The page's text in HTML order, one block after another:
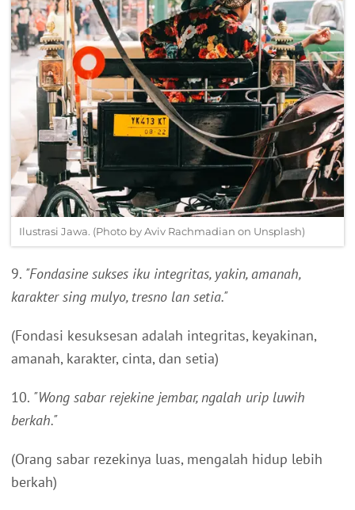
Ilustrasi Jawa. (Photo by Aviv Rachmadian on Unsplash)
9. "Fondasine sukses iku integritas, yakin, amanah,
karakter sing mulyo, tresno lan setia."
(Fondasi kesuksesan adalah integritas, keyakinan,
amanah, karakter, cinta, dan setia)
10. "Wong sabar rejekine jembar, ngalah urip luwih
berkah."
(Orang sabar rezekinya luas, mengalah hidup lebih
berkah)